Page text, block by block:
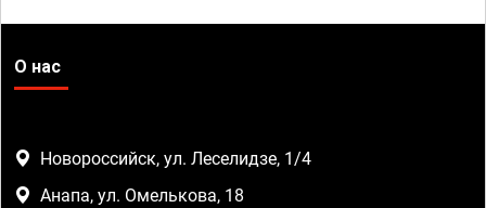
О нас
Новороссийск, ул. Леселидзе, 1/4
Анапа, ул. Омелькова, 18